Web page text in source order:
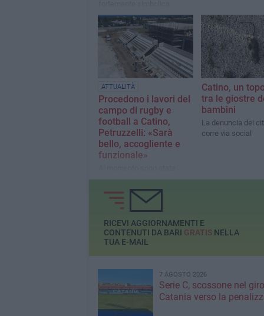
ATTUALITÀ
Procedono i lavori del
campo di rugby e
football a Catino,
Petruzzelli: «Sarà
bello, accogliente e
funzionale»
realizzate le tribune da 500
posti, e le strutture degli
spogliatoi e della palestra
Catino, un
tra le giostre
bambini
La denuncia dei
corre via social
RICEVI AGGIORNAMENTI E
CONTENUTI DA BARI GRATISNELLA
TUA E-MAIL
7 AGOSTO 2026
Serie C, scossone nel
Catania verso la